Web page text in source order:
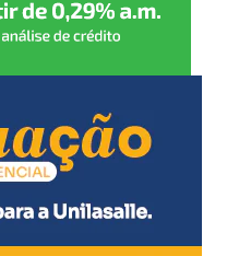
x Porto Alegre, foi
Fundo estão sendo
com saída às 23h50.
das operações
condições das rodovias
dias.